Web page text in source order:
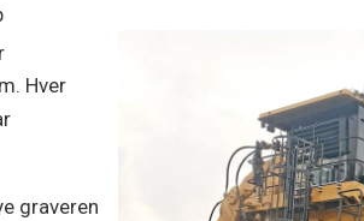
Hver
graveren